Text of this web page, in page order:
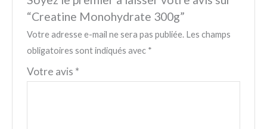
“Creatine Monohydrate 300g”
Votre adresse e-mail ne sera pas publiée. Les champs
obligatoires sont indiqués avec *
Votre avis *